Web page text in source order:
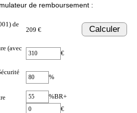
de remboursement :
de
209 € Calculer
(avec
€
%
%BR+
€